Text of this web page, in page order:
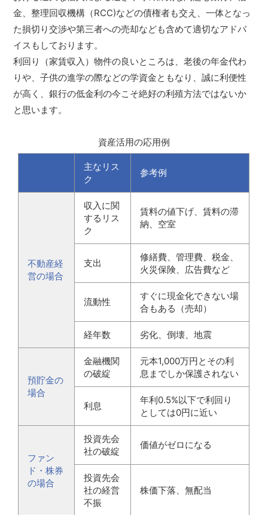
金、整理回収機構（RCC)などの債権者も交え、一体となっ
た損切り交渉や第三者への売却なども含めて適切なアドバ
イスもしております。
利回り（家賃収入）物件の良いところは、老後の年金代わ
りや、子供の進学の際などの学資金ともなり、誠に利便性
が高く、銀行の低金利の今こそ絶好の利殖方法ではないか
と思います。
資産活用の応用例
主なリス
ク
参考例
不動産経
営の場合
収入に関
するリス
ク
賃料の値下げ、賃料の滞
納、空室
支出
修繕費、管理費、税金、
火災保険、広告費など
流動性
すぐに現金化できない場
合もある（売却）
経年数 劣化、倒壊、地震
預貯金の
場合
金融機関
の破綻
元本1,000万円とその利
息までしか保護されない
利息
年利0.5%以下で利回り
としては0円に近い
ファン
ド・株券
の場合
投資先会
社の破綻
価値がゼロになる
投資先会
社の経営
不振
株価下落、無配当